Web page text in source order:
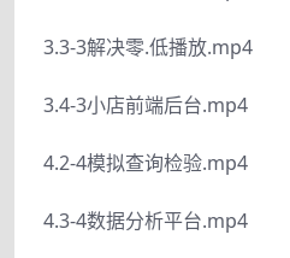
3.3-3解决零.低播放.mp4
3.4-3小店前端后台.mp4
4.2-4模拟查询检验.mp4
4.3-4数据分析平台.mp4